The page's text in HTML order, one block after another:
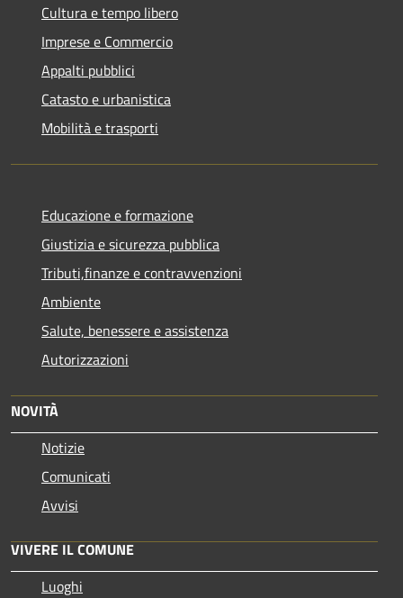
Cultura e tempo libero
Imprese e Commercio
Appalti pubblici
Catasto e urbanistica
Mobilità e trasporti
Educazione e formazione
Giustizia e sicurezza pubblica
Tributi,finanze e contravvenzioni
Ambiente
Salute, benessere e assistenza
Autorizzazioni
NOVITÀ
Notizie
Comunicati
Avvisi
VIVERE IL COMUNE
Luoghi